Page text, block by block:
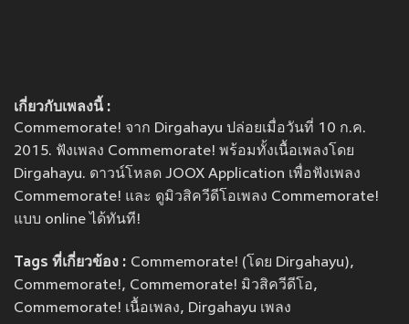
เกี่ยวกับเพลงนี้ :
Commemorate! จาก Dirgahayu ปล่อยเมื่อวันที่ 10 ก.ค.
2015. ฟังเพลง Commemorate! พร้อมทั้งเนื้อเพลงโดย
Dirgahayu. ดาวน์โหลด JOOX Application เพื่อฟังเพลง
Commemorate! และ ดูมิวสิควีดีโอเพลง Commemorate!
แบบ online ได้ทันที!
Tags ที่เกี่ยวข้อง : Commemorate! (โดย Dirgahayu),
Commemorate!, Commemorate! มิวสิควีดีโอ,
Commemorate! เนื้อเพลง, Dirgahayu เพลง